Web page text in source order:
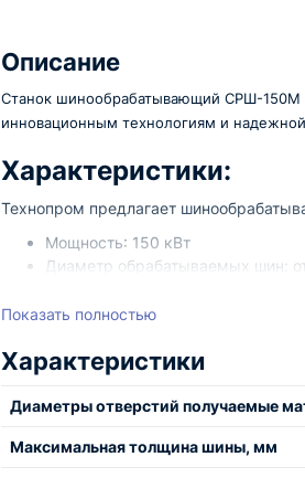
Описание
Станок шинообрабатывающий СРШ-150M
инновационным технологиям и
Характеристики:
Технопром предлагает
Мощность: 150 кВт
Диаметр обрабатываемых шин:
Простота в эксплуатации
Станок шинообрабатывающий СРШ-
Показать полностью
Характеристики
Диаметры отверстий получаемые
Максимальная толщина шины, мм